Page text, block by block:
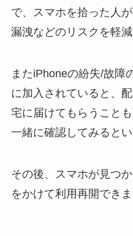
で、スマホを拾った人
漏洩などのリスクを軽
またiPhoneの紛失/故障
に加入されていると、
宅に届けてもらうこと
一緒に確認してみると
その後、スマホが見つ
をかけて利用再開できま